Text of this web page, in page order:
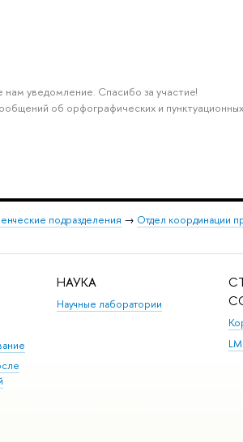
уведомление. Спасибо за участие!
об орфографических и
подразделения → Отдел координации
НАУКА
Научные лаборатории